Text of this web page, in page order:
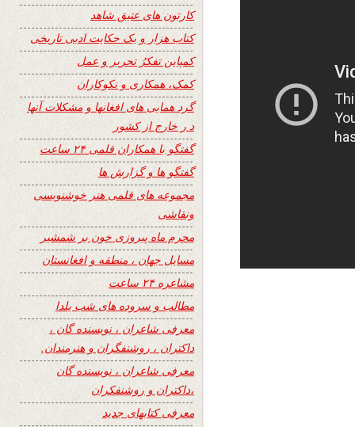
کارتون های عتیق شاهد
کتاب هزار و یک حکایت ادبی تاریخی
کمپاین تفکرُ تحریر و عمل
کمک، همکاری و نکوکاران
گرد همایی های افغانها و مشکلات آنها
د ر خارج از کشور
گفتگو با همکاران قلمی ۲۴ ساعت
گفتگو ها و گزارش ها
مجموعه های قلمی هنر خوشنویسی
ونقاشی
محرم ماه پیروزی خون بر شمشیر
مسایل جهان ، منطقه و افغانستان
مشاعره ۲۴ ساعت
مطالب و سروده های شب یلدا
معرفی شاعران ، نویسنده گان ،
داکتران ، روشنفگران و هنرمندان.
معرفی شاعران ، نویسنده گان
،داکتران و روشنفکران
معرفی کتابهای جدید